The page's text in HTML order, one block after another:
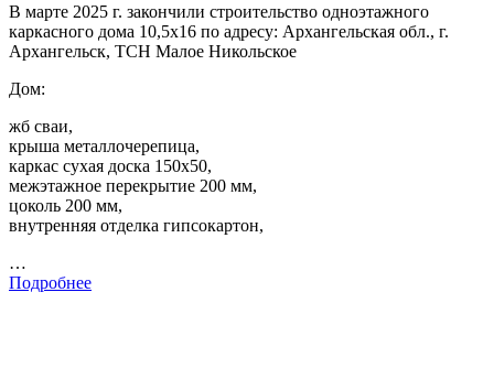
В марте 2025 г. закончили строительство одноэтажного
каркасного дома 10,5х16 по адресу: Архангельская обл., г.
Архангельск, ТСН Малое Никольское
Дом:
жб сваи,
крыша металлочерепица,
каркас сухая доска 150х50,
межэтажное перекрытие 200 мм,
цоколь 200 мм,
внутренняя отделка гипсокартон,
…
Подробнее